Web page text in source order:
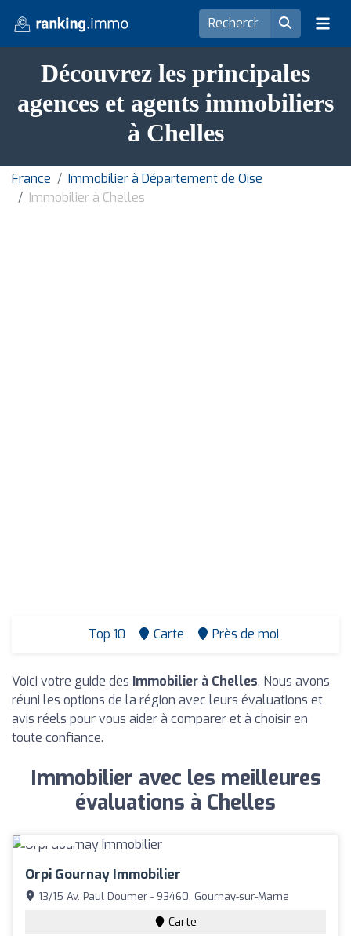
Découvrez les principales
agences et agents immobiliers
à Chelles
France
Immobilier à Département de Oise
Immobilier à Chelles
Top 10 Carte Près de moi
Voici votre guide des Immobilier à Chelles. Nous avons
réuni les options de la région avec leurs évaluations et
avis réels pour vous aider à comparer et à choisir en
toute confiance.
Immobilier avec les meilleures
évaluations à Chelles
Orpi Gournay Immobilier
13/15 Av. Paul Doumer - 93460, Gournay-sur-Marne
Carte